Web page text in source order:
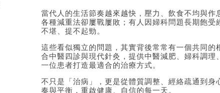
當代人的生活節奏越來越快，壓力、飲食不均與
各種減重法卻屢戰屢敗；有人因婦科問題長期飽
不堪、提不起勁。
這些看似獨立的問題，其實背後常常有一個共同
合中醫四診與現代針灸，提供中醫減肥、婦科調
一位患者打造最適合的治療方式。
不只是「治病」，更是從體質調整、經絡疏通到
奏與平衡，重啟健康、自信的每一天。